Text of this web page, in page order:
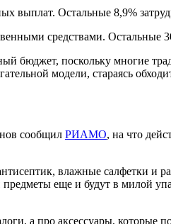
выплат. Остальные 8,9%
средствами. Остальные
бюджет, поскольку многие
модели, стараясь
сообщил РИАМО, на что
влажные салфетки и
еще и будут в милой
а про аксессуары, которые